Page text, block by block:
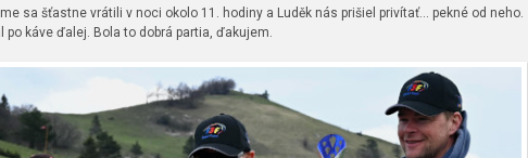
sa šťastne vrátili v noci okolo 11. hodiny a Luděk nás prišiel privítať… pekné od neho.
po káve ďalej. Bola to dobrá partia, ďakujem.